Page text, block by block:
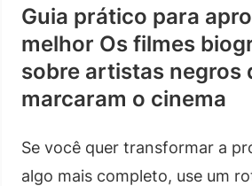
Guia prático para
melhor Os filmes
sobre artistas negros
marcaram o cinema
Se você quer transformar a
algo mais completo, use um